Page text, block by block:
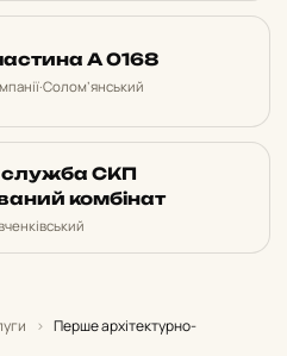
А 0168
·Солом’янський
служба СКП
комбінат
› Перше архітектурно-